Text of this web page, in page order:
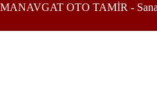
MANAVGAT OTO TAMİR -